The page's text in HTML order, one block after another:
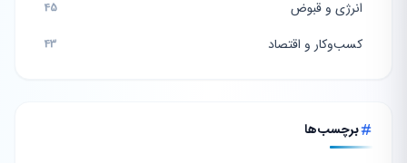
انرژی و قبوض 45
کسب‌وکار و اقتصاد 43
برچسب‌ها